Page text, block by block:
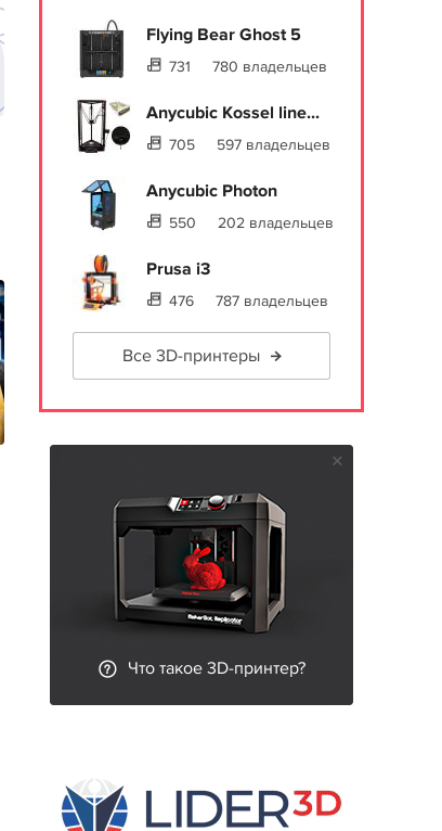
Flying Bear Ghost 5
731 780 владельцев
Anycubic Kossel line...
705 597 владельцев
Anycubic Photon
550 202 владельцев
Prusa i3
476 787 владельцев
Все 3D-принтеры
Что такое 3D-принтер?